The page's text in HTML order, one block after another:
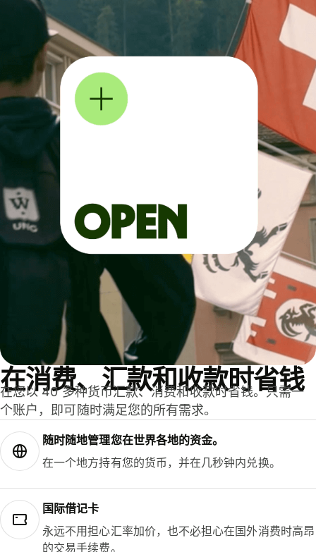
在消费、汇款和收款时省钱
在您以 40 多种货币汇款、消费和收款时省钱。只需一
个账户，即可随时满足您的所有需求。
随时随地管理您在世界各地的资金。
在一个地方持有您的货币，并在几秒钟内兑换。
国际借记卡
永远不用担心汇率加价，也不必担心在国外消费时高昂
的交易手续费。